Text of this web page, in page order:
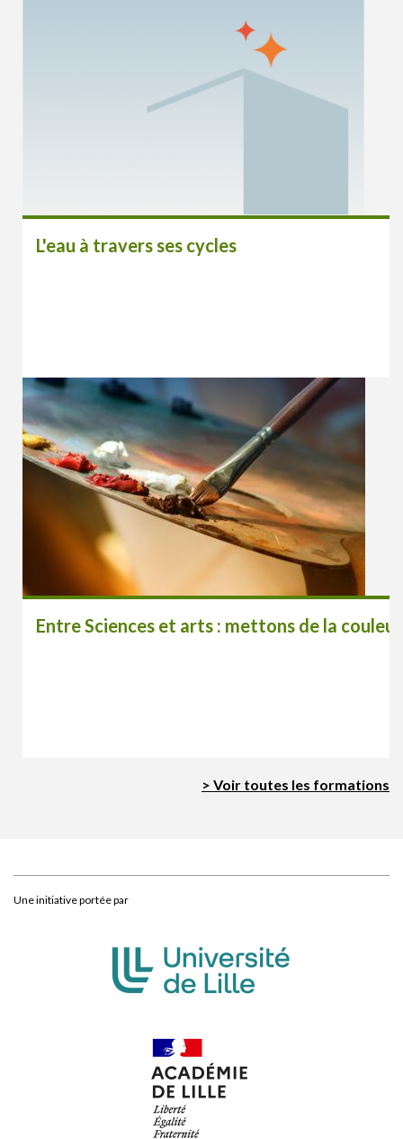
L'eau à travers ses cycles
Entre Sciences et arts : mettons de la
> Voir toutes les formations
Une initiative portée par